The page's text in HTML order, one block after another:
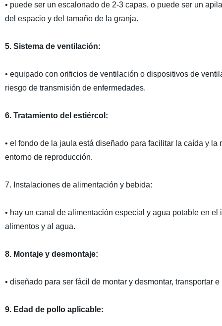
• puede ser un escalonado de 2-3 capas, o puede ser un
del espacio y del tamaño de la granja.
5. Sistema de ventilación:
• equipado con orificios de ventilación o dispositivos de
riesgo de transmisión de enfermedades.
6. Tratamiento del estiércol:
• el fondo de la jaula está diseñado para facilitar la caída y
entorno de reproducción.
7. Instalaciones de alimentación y bebida:
• hay un canal de alimentación especial y agua potable en
alimentos y al agua.
8. Montaje y desmontaje:
• diseñado para ser fácil de montar y desmontar, transportar
9. Edad de pollo aplicable: